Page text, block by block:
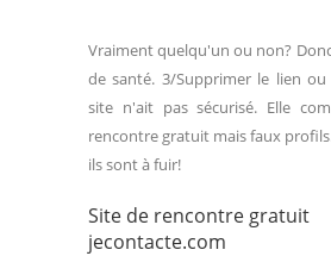
Vraiment quelqu'un ou non?
de santé. 3/Supprimer le lien
site n'ait pas sécurisé. Elle
rencontre gratuit mais faux
ils sont à fuir!
Site de rencontre gratuit
jecontacte.com